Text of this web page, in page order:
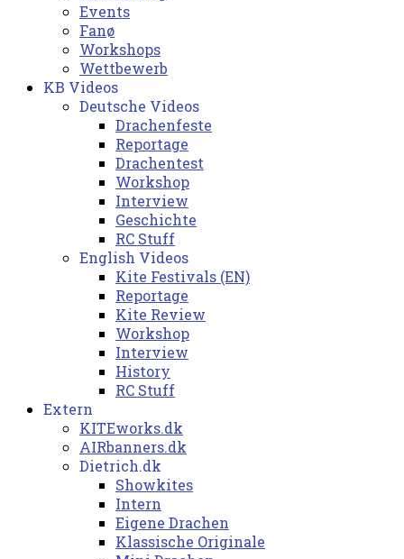
Events
Fanø
Workshops
Wettbewerb
KB Videos
Deutsche Videos
Drachenfeste
Reportage
Drachentest
Workshop
Interview
Geschichte
RC Stuff
English Videos
Kite Festivals (EN)
Reportage
Kite Review
Workshop
Interview
History
RC Stuff
Extern
KITEworks.dk
AIRbanners.dk
Dietrich.dk
Showkites
Intern
Eigene Drachen
Klassische Originale